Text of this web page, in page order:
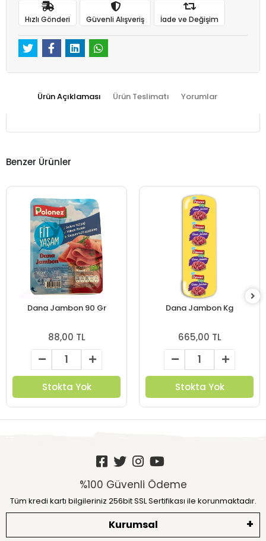
Hızlı Gönderi Güvenli Alışveriş İade ve Değişim
Ürün Açıklaması Ürün Teslimatı Yorumlar
Benzer Ürünler
Dana Jambon 90 Gr
88,00 TL
Stokta Yok
Dana Jambon Kg
665,00 TL
Stokta Yok
%100 Güvenli Ödeme
Tüm kredi kartı bilgileriniz 256bit SSL Sertifikası ile korunmaktadır.
Kurumsal